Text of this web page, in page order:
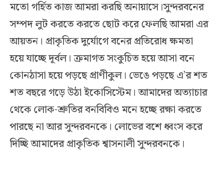
মতো গর্হিত কাজ আমরা করছি অনায়াসে।সুন্দরবনের
সম্পদ লুট করতে করতে ছোট করে ফেলছি আমরা এর
আয়তন। প্রাকৃতিক দুর্যোগে বনের প্রতিরোধ ক্ষমতা
হয়ে যাচ্ছে দূর্বল। ক্রমাগত সংকুচিত হয়ে আসা বনে
কোনঠাসা হয়ে পড়ছে প্রাণীকুল। ভেঙে পড়ছে এ’র শত
শত বছরে গড়ে উঠা ইকোসিস্টেম। আমাদের অত্যাচার
থেকে লোক-শ্রুতির বনবিবিও মনে হচ্ছে রক্ষা করতে
পারছে না আর সুন্দরবনকে। লোভের বশে ধ্বংস করে
দিচ্ছি আমাদের প্রাকৃতিক শ্বাসনালী সুন্দরবনকে।